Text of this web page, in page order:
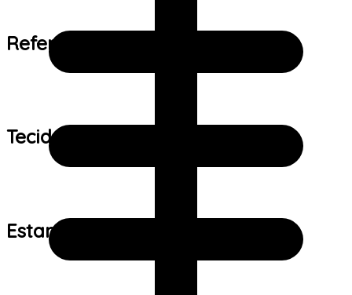
Referência de tamanho:
Tecido:
Estampa: